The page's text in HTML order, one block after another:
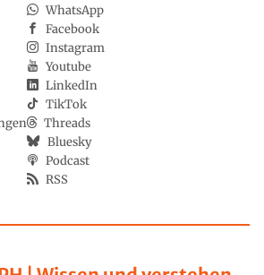
WhatsApp
Facebook
Instagram
Youtube
LinkedIn
TikTok
Threads
Bluesky
Podcast
RSS